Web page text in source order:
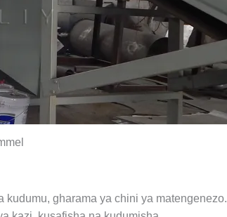
kudumu, gharama ya chini ya matengenezo.